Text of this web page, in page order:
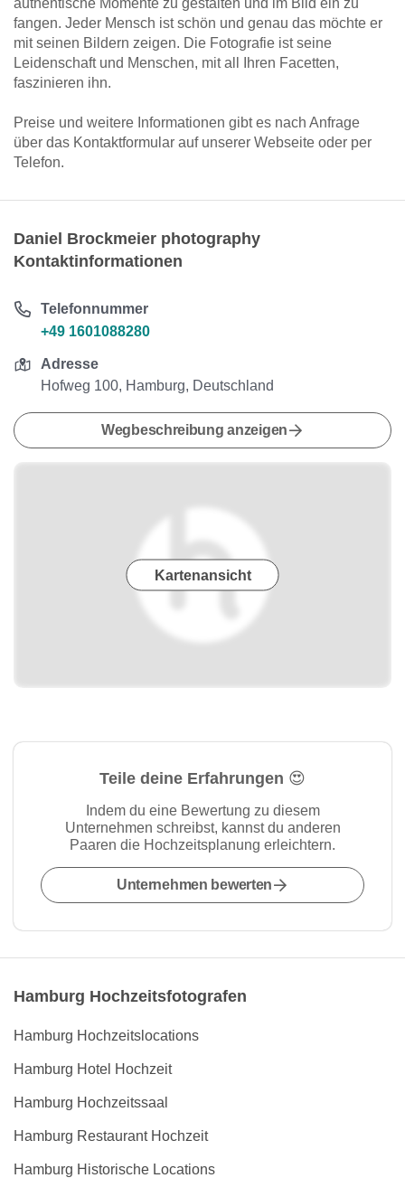
authentische Momente zu gestalten und im Bild ein zu
fangen. Jeder Mensch ist schön und genau das möchte er
mit seinen Bildern zeigen. Die Fotografie ist seine
Leidenschaft und Menschen, mit all Ihren Facetten,
faszinieren ihn.
Preise und weitere Informationen gibt es nach Anfrage
über das Kontaktformular auf unserer Webseite oder per
Telefon.
Daniel Brockmeier photography
Kontaktinformationen
Telefonnummer
+49 1601088280
Adresse
Hofweg 100, Hamburg, Deutschland
Wegbeschreibung anzeigen
Kartenansicht
Teile deine Erfahrungen 😍
Indem du eine Bewertung zu diesem
Unternehmen schreibst, kannst du anderen
Paaren die Hochzeitsplanung erleichtern.
Unternehmen bewerten
Hamburg Hochzeitsfotografen
Hamburg Hochzeitslocations
Hamburg Hotel Hochzeit
Hamburg Hochzeitssaal
Hamburg Restaurant Hochzeit
Hamburg Historische Locations